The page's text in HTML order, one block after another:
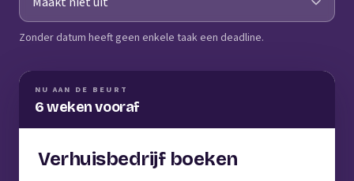
Zonder datum heeft geen enkele taak een deadline.
NU AAN DE BEURT
6 weken vooraf
Verhuisbedrijf boeken